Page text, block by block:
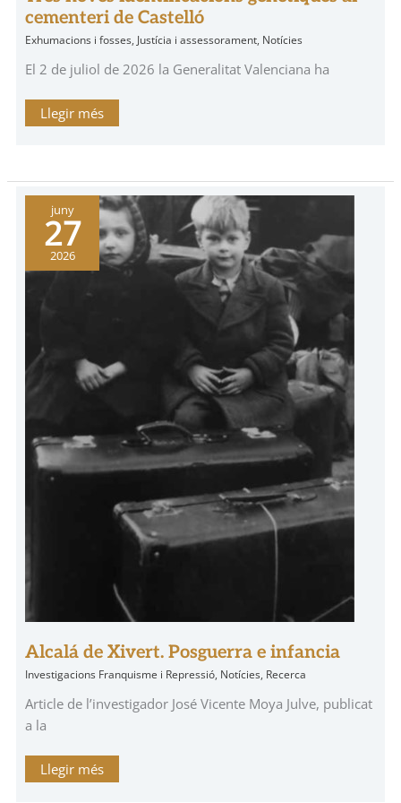
cementeri de Castelló
Exhumacions i fosses, Justícia i assessorament, Notícies
El 2 de juliol de 2026 la Generalitat Valenciana ha
Llegir més
juny
27
2026
Alcalá de Xivert. Posguerra e infancia
Investigacions Franquisme i Repressió, Notícies, Recerca
Article de l’investigador José Vicente Moya Julve, publicat
a la
Alcalá
de
Xivert.
Posguerra
e
infancia
Llegir més